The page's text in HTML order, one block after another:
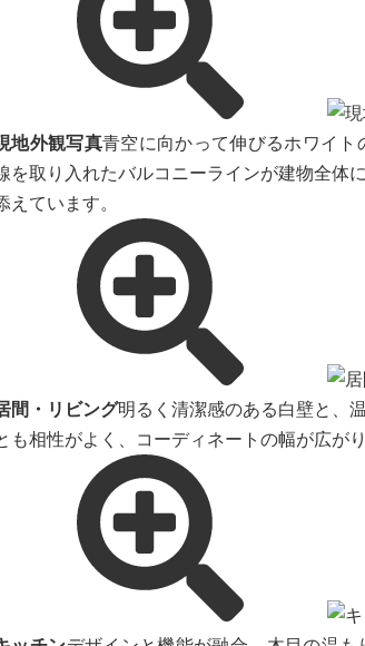
地外観写真青空に向かって伸びるホワイ
を取り入れたバルコニーラインが建物全体
えています。
間・リビング明るく清潔感のある白壁と、
も相性がよく、コーディネートの幅が広が